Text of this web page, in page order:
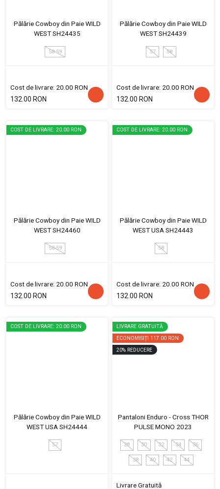
Pălărie Cowboy din Paie WILD
WEST SH24435
58-59
Cost de livrare: 20.00 RON
132.00 RON
Pălărie Cowboy din Paie WILD
WEST SH24439
57 58
Cost de livrare: 20.00 RON
132.00 RON
COST DE LIVRARE: 20.00 RON
Pălărie Cowboy din Paie WILD
WEST SH24460
58-59
Cost de livrare: 20.00 RON
132.00 RON
COST DE LIVRARE: 20.00 RON
Pălărie Cowboy din Paie WILD
WEST USA SH24443
58
Cost de livrare: 20.00 RON
132.00 RON
COST DE LIVRARE: 20.00 RON
Pălărie Cowboy din Paie WILD
WEST USA SH24444
57
LIVRARE GRATUITĂ
ECONOMISIȚI 117.00 RON
20% REDUCERE
Pantaloni Enduro - Cross THOR
PULSE MONO 2023
28 30 32 34 36
38 40 42 44
Livrare Gratuită